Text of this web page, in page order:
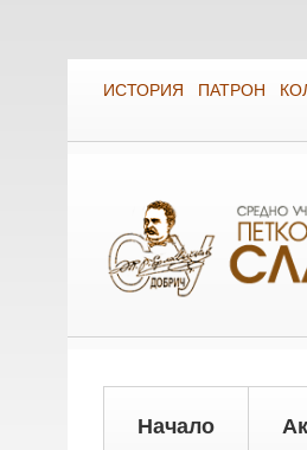
ИСТОРИЯ ПАТРОН
Начало